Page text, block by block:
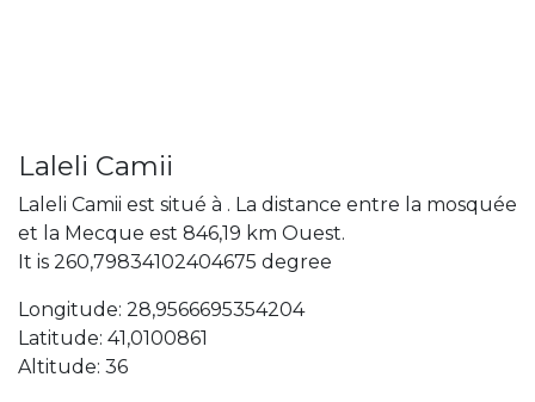
Laleli Camii
Laleli Camii est situé à . La distance entre la mosquée
et la Mecque est 846,19 km Ouest.
It is 260,79834102404675 degree
Longitude: 28,9566695354204
Latitude: 41,0100861
Altitude: 36